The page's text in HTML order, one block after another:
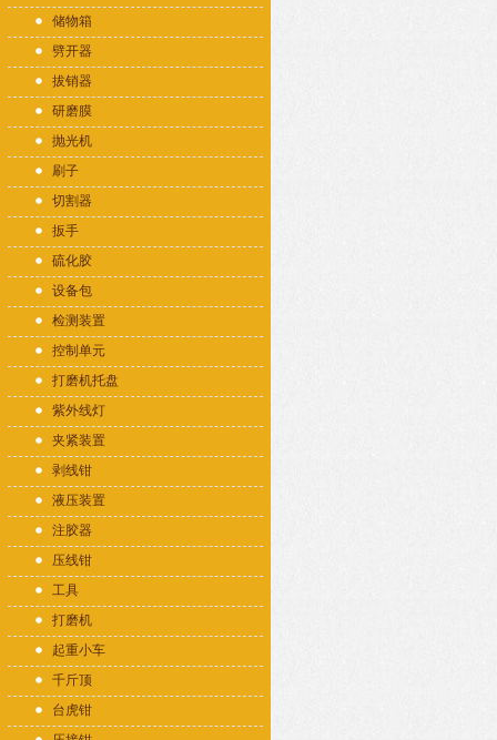
储物箱
劈开器
拔销器
研磨膜
抛光机
刷子
切割器
扳手
硫化胶
设备包
检测装置
控制单元
打磨机托盘
紫外线灯
夹紧装置
剥线钳
液压装置
注胶器
压线钳
工具
打磨机
起重小车
千斤顶
台虎钳